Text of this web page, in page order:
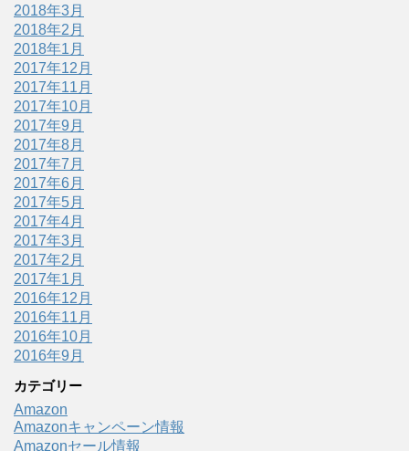
2018年3月
2018年2月
2018年1月
2017年12月
2017年11月
2017年10月
2017年9月
2017年8月
2017年7月
2017年6月
2017年5月
2017年4月
2017年3月
2017年2月
2017年1月
2016年12月
2016年11月
2016年10月
2016年9月
カテゴリー
Amazon
Amazonキャンペーン情報
Amazonセール情報